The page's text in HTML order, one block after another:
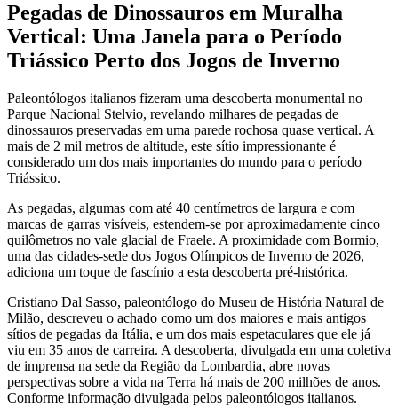
Pegadas de Dinossauros em Muralha
Vertical: Uma Janela para o Período
Triássico Perto dos Jogos de Inverno
Paleontólogos italianos fizeram uma descoberta monumental no
Parque Nacional Stelvio, revelando milhares de pegadas de
dinossauros preservadas em uma parede rochosa quase vertical. A
mais de 2 mil metros de altitude, este sítio impressionante é
considerado um dos mais importantes do mundo para o período
Triássico.
As pegadas, algumas com até 40 centímetros de largura e com
marcas de garras visíveis, estendem-se por aproximadamente cinco
quilômetros no vale glacial de Fraele. A proximidade com Bormio,
uma das cidades-sede dos Jogos Olímpicos de Inverno de 2026,
adiciona um toque de fascínio a esta descoberta pré-histórica.
Cristiano Dal Sasso, paleontólogo do Museu de História Natural de
Milão, descreveu o achado como um dos maiores e mais antigos
sítios de pegadas da Itália, e um dos mais espetaculares que ele já
viu em 35 anos de carreira. A descoberta, divulgada em uma coletiva
de imprensa na sede da Região da Lombardia, abre novas
perspectivas sobre a vida na Terra há mais de 200 milhões de anos.
Conforme informação divulgada pelos paleontólogos italianos.